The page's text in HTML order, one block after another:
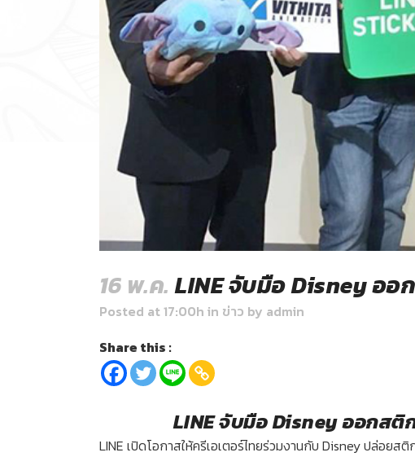
16 พ.ค.LINE จับมือ Disney ออ
Posted at 17:00h in ข่าว by admin
Share this :
LINE จับมือ Disney ออกสติ
LINE เปิดโอกาสให้ครีเอเตอร์ไทยร่วมงานกับ Disney ปล่อย